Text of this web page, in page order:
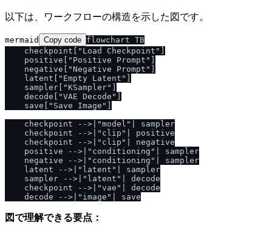
以下は、ワークフローの構造を示した図です。
mermaid Copy code flowchart TB
    checkpoint["Load Checkpoint"]
    positive["Positive Prompt"]
    negative["Negative Prompt"]
    latent["Empty Latent"]
    sampler["KSampler"]
    decode["VAE Decode"]
    save["Save Image"]
    checkpoint -->|"model"| sampler
    checkpoint -->|"clip"| positive
    checkpoint -->|"clip"| negative
    positive -->|"conditioning"| sampler
    negative -->|"conditioning"| sampler
    latent -->|"latent"| sampler
    sampler -->|"latent"| decode
    checkpoint -->|"vae"| decode
図で理解できる要点：